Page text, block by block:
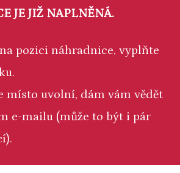
JE JIŽ NAPLNĚNÁ.
pozici náhradnice, vyplňte
místo uvolní, dám vám vědět
e-mailu (může to být i pár